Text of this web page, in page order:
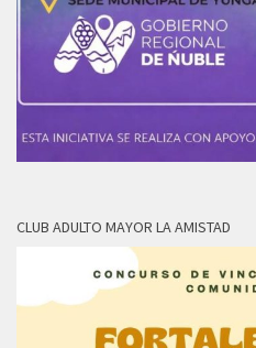
CLUB ADULTO MAYOR LA AMISTAD